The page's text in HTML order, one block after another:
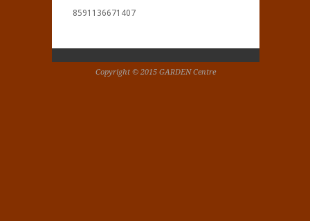
8591136671407
Copyright © 2015 GARDEN Centre